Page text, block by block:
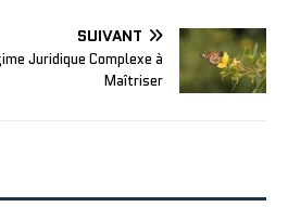
SUIVANT
Juridique Complexe à
Maîtriser